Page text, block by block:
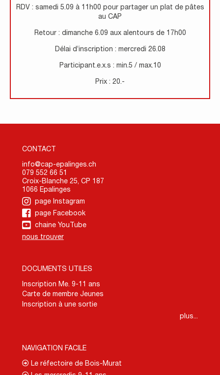
RDV : samedi 5.09 à 11h00 pour partager un plat de pâtes
au CAP
Retour : dimanche 6.09 aux alentours de 17h00
Délai d’inscription : mercredi 26.08
Participant.e.x.s : min.5 / max.10
Prix : 20.-
CONTACT
info@cap-epalinges.ch
079 552 66 51
Croix-Blanche 25, CP 187
1066 Epalinges
page Instagram
page Facebook
chaine YouTube
nous trouver
DOCUMENTS UTILES
Inscription Me. 9-11 ans
Carte de membre Jeunes
Inscription à une sortie
plus...
NAVIGATION FACILE
Le réfectoire de Bois-Murat